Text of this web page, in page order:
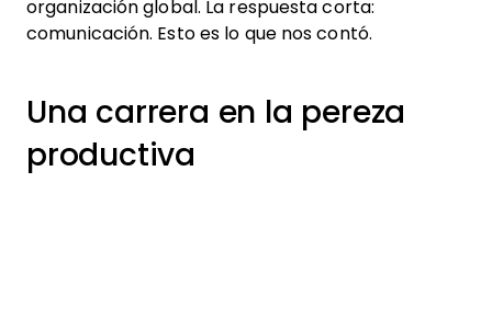
organización global. La respuesta corta:
comunicación. Esto es lo que nos contó.
Una carrera en la pereza
productiva